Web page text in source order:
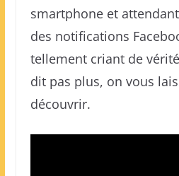
smartphone et
des notifications
tellement criant de
dit pas plus, on vous
découvrir.